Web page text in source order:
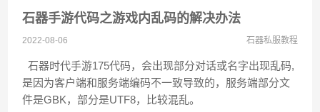
石器手游代码之游戏内乱码的解决办法
2022-08-06 石器私服教程
石器时代手游175代码，会出现部分对话或名字出现乱码,
是因为客户端和服务端编码不一致导致的，服务端部分文
件是GBK，部分是UTF8，比较混乱。